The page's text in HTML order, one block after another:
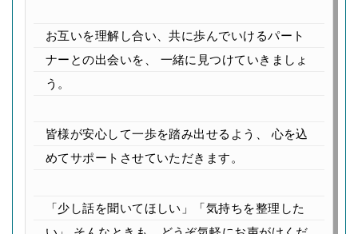
お互いを理解し合い、共に歩んでいけるパート
ナーとの出会いを、
一緒に見つけていきましょ
う。
皆様が安心して一歩を踏み出せるよう、
心を込
めてサポートさせていただきます。
「少し話を聞いてほしい」「気持ちを整理した